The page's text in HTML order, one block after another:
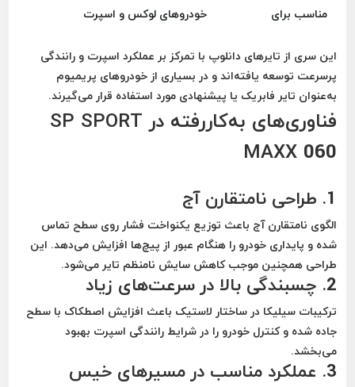
مناسب برای
خودروهای لوکس و اسپرت
این سری از تایرهای دانلوپ با تمرکز بر عملکرد اسپرت و رانندگی
پرسرعت توسعه یافته‌اند و در بسیاری از خودروهای پریمیوم
به‌عنوان تایر فابریک یا پیشنهادی مورد استفاده قرار می‌گیرند.
فناوری‌های به‌کاررفته در SP SPORT
MAXX 060
1. طراحی نامتقارن آج
الگوی نامتقارن آج باعث توزیع یکنواخت فشار روی سطح تماس
شده و پایداری خودرو را هنگام عبور از پیچ‌ها افزایش می‌دهد. این
طراحی همچنین موجب کاهش سایش نامنظم تایر می‌شود.
2. چسبندگی بالا در سرعت‌های زیاد
ترکیبات سیلیکا در ساختار لاستیک باعث افزایش اصطکاک با سطح
جاده شده و کنترل خودرو را در شرایط رانندگی اسپرت بهبود
می‌بخشد.
3. عملکرد مناسب در مسیرهای خیس